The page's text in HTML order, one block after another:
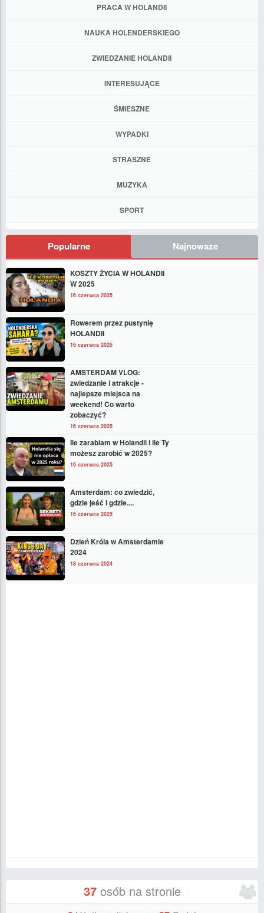
PRACA W HOLANDII
NAUKA HOLENDERSKIEGO
ZWIEDZANIE HOLANDII
INTERESUJĄCE
ŚMIESZNE
WYPADKI
STRASZNE
MUZYKA
SPORT
Popularne Najnowsze
KOSZTY ŻYCIA W HOLANDII
W 2025
16 czerwca 2025
Rowerem przez pustynię
HOLANDII
16 czerwca 2025
AMSTERDAM VLOG:
zwiedzanie i atrakcje -
najlepsze miejsca na
weekend! Co warto
zobaczyć?
16 czerwca 2025
Ile zarabiam w Holandii i ile Ty
możesz zarobić w 2025?
16 czerwca 2025
Amsterdam: co zwiedzić,
gdzie jeść i gdzie....
16 czerwca 2025
Dzień Króla w Amsterdamie
2024
18 czerwca 2024
37osób na stronie